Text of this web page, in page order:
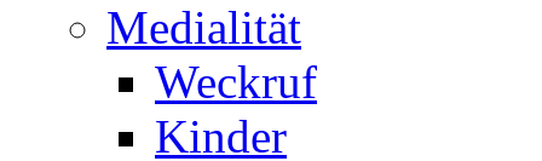
Medialität
Weckruf
Kinder